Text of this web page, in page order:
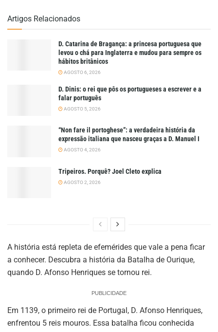
Artigos Relacionados
D. Catarina de Bragança: a princesa portuguesa que
levou o chá para Inglaterra e mudou para sempre os
hábitos britânicos
AGOSTO 6, 2026
D. Dinis: o rei que pôs os portugueses a escrever e a
falar português
AGOSTO 5, 2026
“Non fare il portoghese”: a verdadeira história da
expressão italiana que nasceu graças a D. Manuel I
AGOSTO 4, 2026
Tripeiros. Porquê? Joel Cleto explica
AGOSTO 2, 2026
A história está repleta de efemérides que vale a pena ficar
a conhecer. Descubra a história da Batalha de Ourique,
quando D. Afonso Henriques se tornou rei.
PUBLICIDADE
Em 1139, o primeiro rei de Portugal, D. Afonso Henriques,
enfrentou 5 reis mouros. Essa batalha ficou conhecida